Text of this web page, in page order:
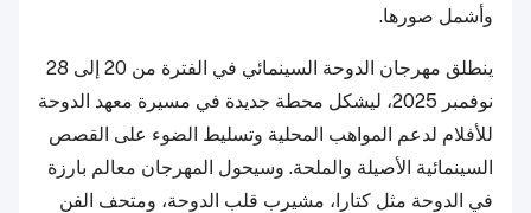
وأشمل صورها.
ينطلق مهرجان الدوحة السينمائي في الفترة من 20 إلى 28
نوفمبر 2025، ليشكل محطة جديدة في مسيرة معهد الدوحة
للأفلام لدعم المواهب المحلية وتسليط الضوء على القصص
السينمائية الأصيلة والملحة. وسيحول المهرجان معالم بارزة
في الدوحة مثل كتارا، مشيرب قلب الدوحة، ومتحف الفن